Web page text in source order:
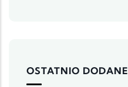
OSTATNIO DODANE